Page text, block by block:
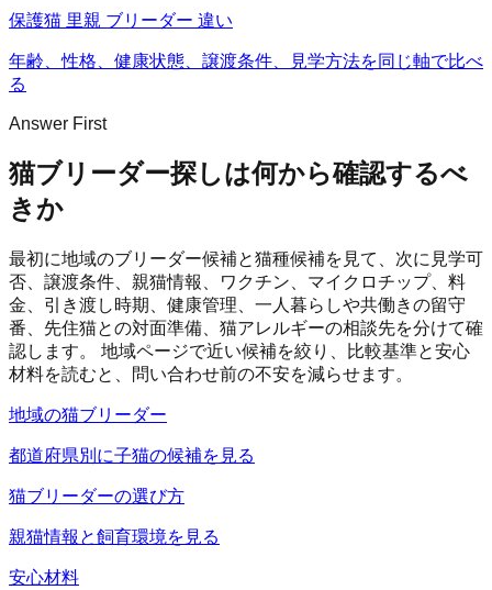
保護猫 里親 ブリーダー 違い
年齢、性格、健康状態、譲渡条件、見学方法を同じ軸で比べ
る
Answer First
猫ブリーダー探しは何から確認するべ
きか
最初に地域のブリーダー候補と猫種候補を見て、次に見学可
否、譲渡条件、親猫情報、ワクチン、マイクロチップ、料
金、引き渡し時期、健康管理、一人暮らしや共働きの留守
番、先住猫との対面準備、猫アレルギーの相談先を分けて確
認します。 地域ページで近い候補を絞り、比較基準と安心
材料を読むと、問い合わせ前の不安を減らせます。
地域の猫ブリーダー
都道府県別に子猫の候補を見る
猫ブリーダーの選び方
親猫情報と飼育環境を見る
安心材料